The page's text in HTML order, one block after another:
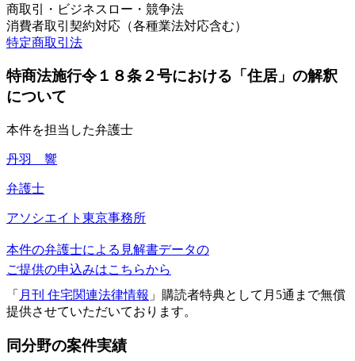
商取引・ビジネスロー・競争法
消費者取引契約対応（各種業法対応含む）
特定商取引法
特商法施行令１８条２号における「住居」の解釈
について
本件を担当した弁護士
丹羽 響
弁護士
アソシエイト 東京事務所
本件の弁護士による見解書データの
ご提供の申込みはこちらから
「 月刊 住宅関連法律情報 」購読者特典として月5通まで無償
提供させていただいております。
同分野の案件実績